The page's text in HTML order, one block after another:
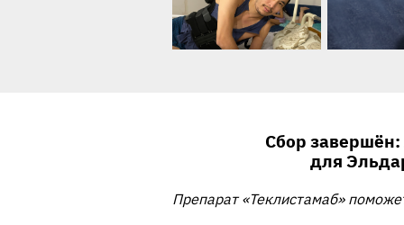
Сбор
для
Препарат «Теклистамаб»